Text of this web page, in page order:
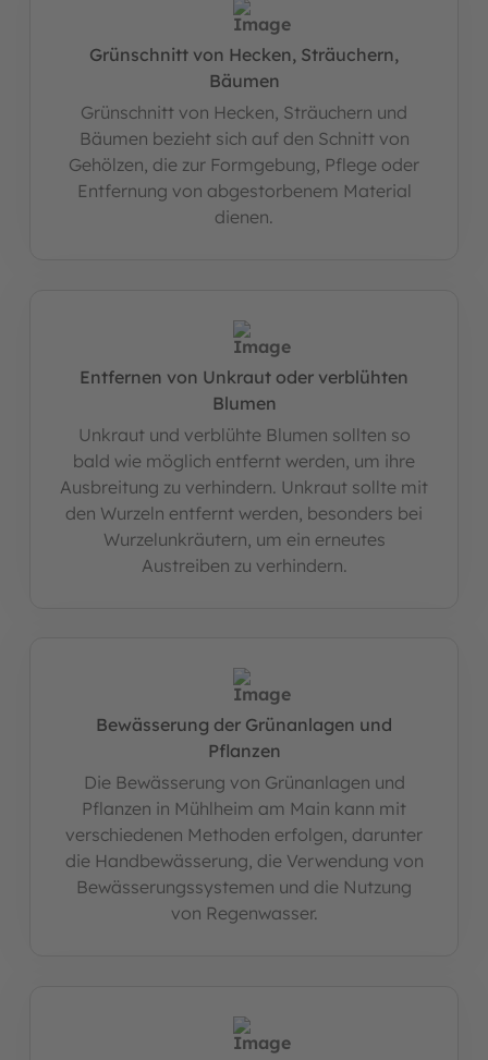
Grünschnitt von Hecken, Sträuchern,
Bäumen
Grünschnitt von Hecken, Sträuchern und
Bäumen bezieht sich auf den Schnitt von
Gehölzen, die zur Formgebung, Pflege oder
Entfernung von abgestorbenem Material
dienen.
Entfernen von Unkraut oder verblühten
Blumen
Unkraut und verblühte Blumen sollten so
bald wie möglich entfernt werden, um ihre
Ausbreitung zu verhindern. Unkraut sollte mit
den Wurzeln entfernt werden, besonders bei
Wurzelunkräutern, um ein erneutes
Austreiben zu verhindern.
Bewässerung der Grünanlagen und
Pflanzen
Die Bewässerung von Grünanlagen und
Pflanzen in Mühlheim am Main kann mit
verschiedenen Methoden erfolgen, darunter
die Handbewässerung, die Verwendung von
Bewässerungssystemen und die Nutzung
von Regenwasser.